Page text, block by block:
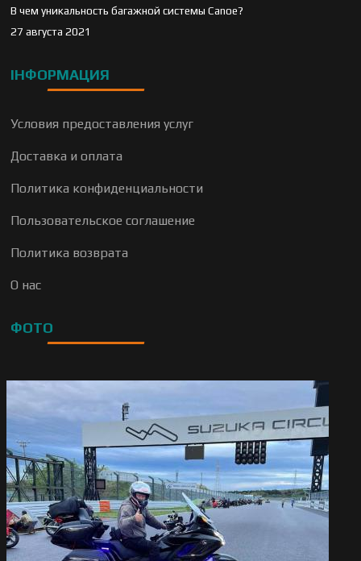
В чем уникальность багажной системы Canoe?
27 августа 2021
ІНФОРМАЦИЯ
Условия предоставления услуг
Доставка и оплата
Политика конфиденциальности
Пользовательское соглашение
Политика возврата
О нас
ФОТО